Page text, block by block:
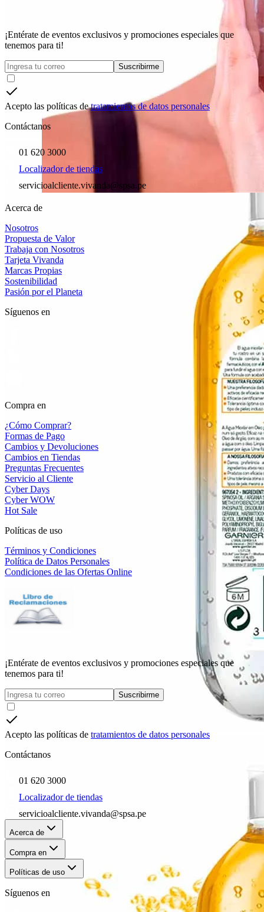
¡Entérate de eventos exclusivos y promociones especiales que
tenemos para ti!
Suscribirme
Acepto las políticas de tratamientos de datos personales
Contáctanos
01 620 3000
Localizador de tiendas
servicioalcliente.vivanda@spsa.pe
Acerca de
Nosotros
Propuesta de Valor
Trabaja con Nosotros
Tarjeta Vivanda
Marcas Propias
Sostenibilidad
Pasión por el Planeta
Síguenos en
Compra en
¿Cómo Comprar?
Formas de Pago
Cambios y Devoluciones
Cambios en Tiendas
Preguntas Frecuentes
Servicio al Cliente
Cyber Days
Cyber WOW
Hot Sale
Políticas de uso
Términos y Condiciones
Política de Datos Personales
Condiciones de las Ofertas Online
¡Entérate de eventos exclusivos y promociones especiales que
tenemos para ti!
Suscribirme
Acepto las políticas de tratamientos de datos personales
Contáctanos
01 620 3000
Localizador de tiendas
servicioalcliente.vivanda@spsa.pe
Acerca de
Compra en
Políticas de uso
Síguenos en